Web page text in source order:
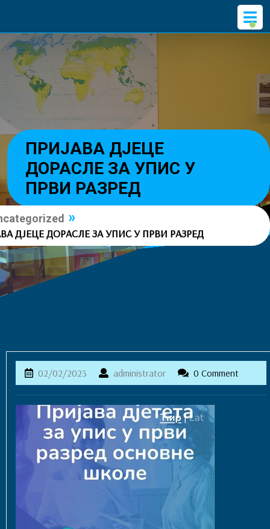
content
ПРИЈАВА ДЈЕЦЕ
ДОРАСЛЕ ЗА УПИС У
ПРВИ РАЗРЕД
»
ДЈЕЦЕ ДОРАСЛЕ ЗА УПИС У ПРВИ РАЗРЕД
02/02/2023 02/02/2023administratoradministrator
0 Comment